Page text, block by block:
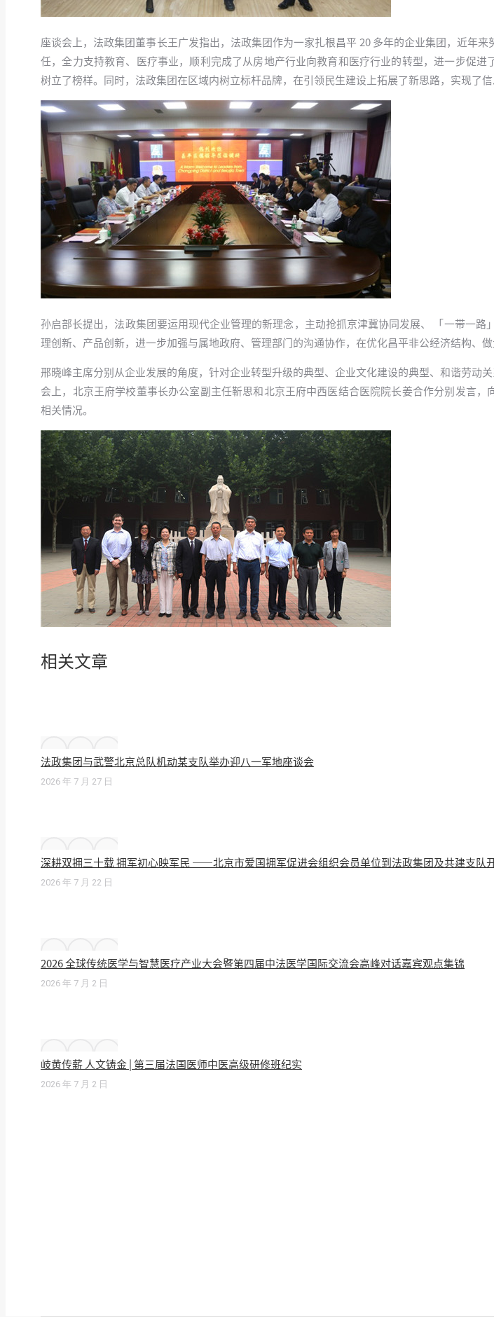
座谈会上，法政集团董事长王广发指出，法政集团作为一家扎根昌平 20 多年的企业集团，近年
任，全力支持教育、医疗事业，顺利完成了从房地产行业向教育和医疗行业的转型，进一步促进
树立了榜样。同时，法政集团在区域内树立标杆品牌，在引领民生建设上拓展了新思路，实现了信
孙启部长提出，法政集团要运用现代企业管理的新理念，主动抢抓京津冀协同发展、 「一带一路
理创新、产品创新，进一步加强与属地政府、管理部门的沟通协作，在优化昌平非公经济结构、做
邢晓峰主席分别从企业发展的角度，针对企业转型升级的典型、企业文化建设的典型、和谐劳动
会上，北京王府学校董事长办公室副主任靳思和北京王府中西医结合医院院长姜合作分别发言，
相关情况。
相关文章
法政集团与武警北京总队机动某支队举办迎八一军地座谈会
2026 年 7 月 27 日
深耕双拥三十载 拥军初心映军民 ——北京市爱国拥军促进会组织会员单位到法政集团及共建支队
2026 年 7 月 22 日
2026 全球传统医学与智慧医疗产业大会暨第四届中法医学国际交流会高峰对话嘉宾观点集锦
2026 年 7 月 2 日
岐黄传薪 人文铸金 | 第三届法国医师中医高级研修班纪实
2026 年 7 月 2 日